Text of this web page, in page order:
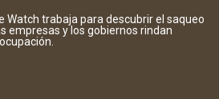
Watch trabaja para descubrir el saqueo
empresas y los gobiernos rindan